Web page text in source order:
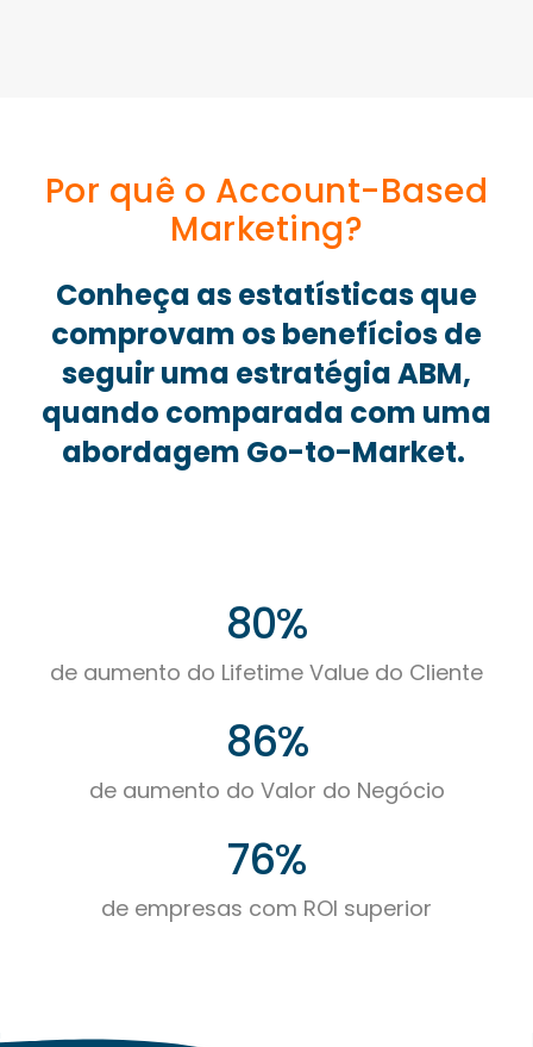
Por quê o Account-Based
Marketing?
Conheça as estatísticas que
comprovam os benefícios de
seguir uma estratégia ABM,
quando comparada com uma
abordagem Go-to-Market.
80%
de aumento do Lifetime Value do Cliente
86%
de aumento do Valor do Negócio
76%
de empresas com ROI superior